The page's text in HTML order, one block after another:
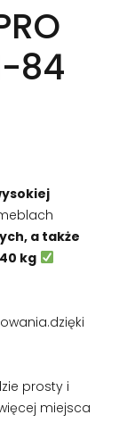
84
a także
40 kg
prosty i
miejsca